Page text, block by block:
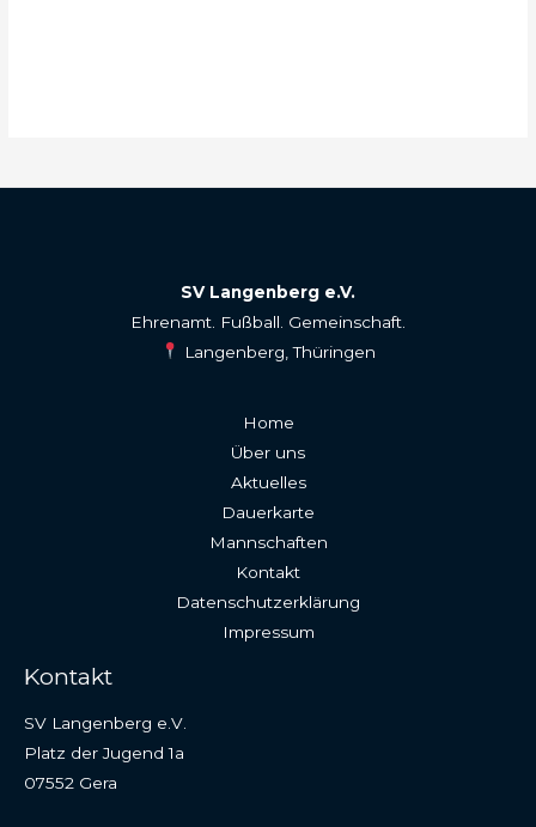
SV Langenberg e.V.
Ehrenamt. Fußball. Gemeinschaft.
Langenberg, Thüringen
Home
Über uns
Aktuelles
Dauerkarte
Mannschaften
Kontakt
Datenschutzerklärung
Impressum
Kontakt
SV Langenberg e.V.
Platz der Jugend 1a
07552 Gera